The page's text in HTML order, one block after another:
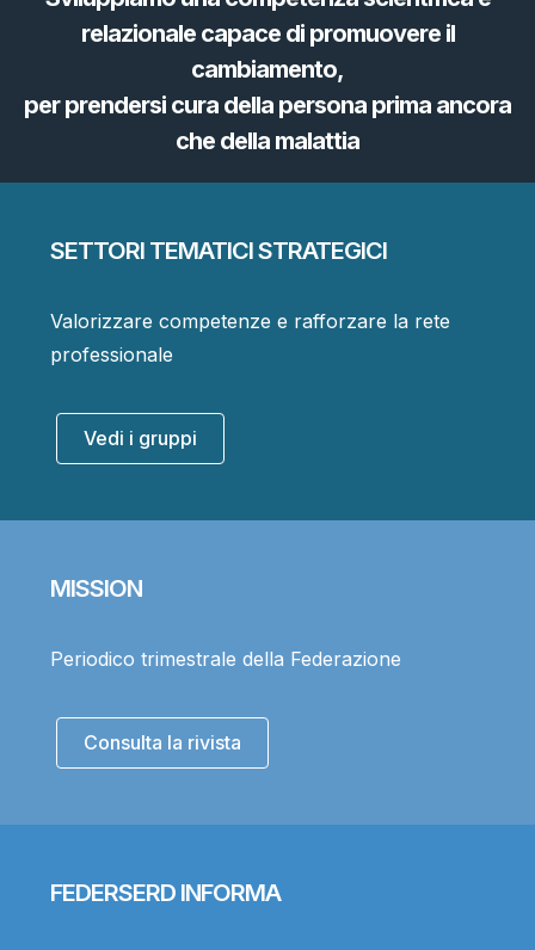
relazionale capace di promuovere il
cambiamento,
per prendersi cura della persona prima ancora
che della malattia
SETTORI TEMATICI STRATEGICI
Valorizzare competenze e rafforzare la rete
professionale
Vedi i gruppi
MISSION
Periodico trimestrale della Federazione
Consulta la rivista
FEDERSERD INFORMA